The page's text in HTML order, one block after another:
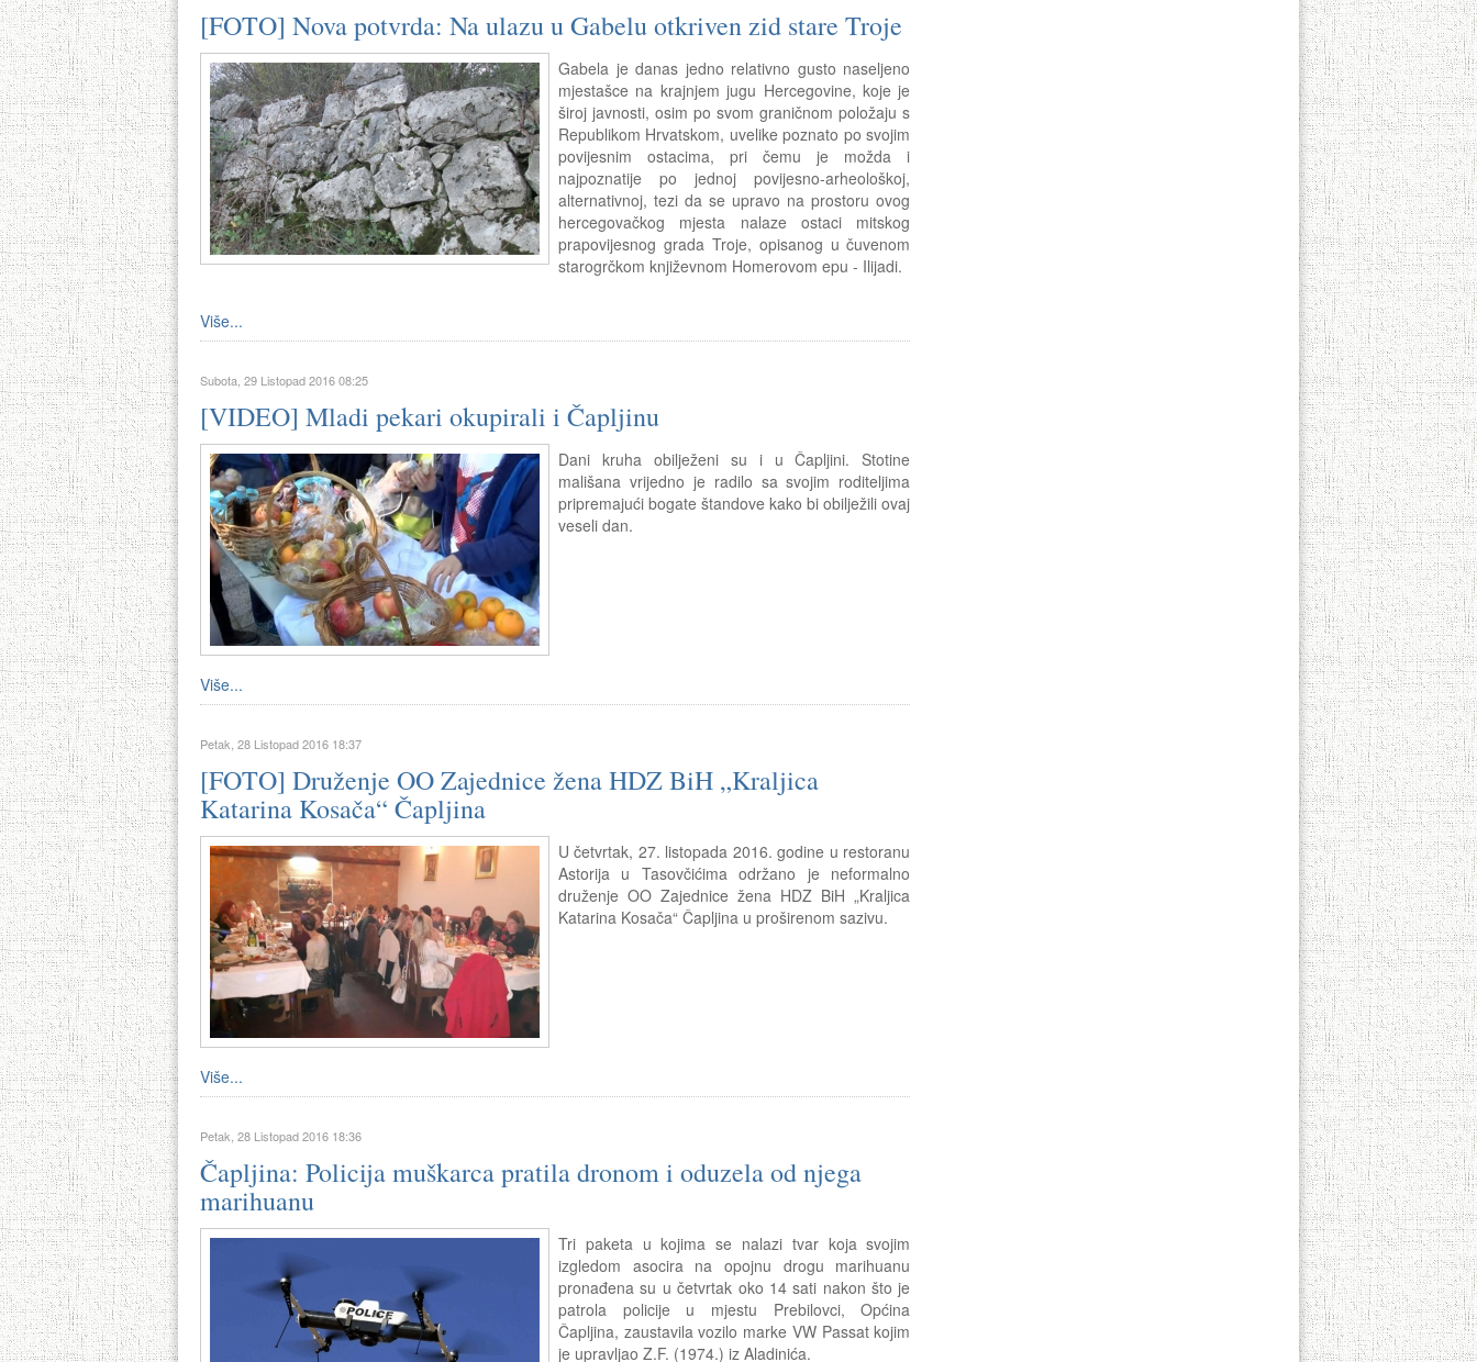
[FOTO] Nova potvrda: Na ulazu u Gabelu otkriven zid stare Troje
Gabela je danas jedno relativno gusto naseljeno
mjestašce na krajnjem jugu Hercegovine, koje je
široj javnosti, osim po svom graničnom položaju s
Republikom Hrvatskom, uvelike poznato po svojim
povijesnim ostacima, pri čemu je možda i
najpoznatije po jednoj povijesno-arheološkoj,
alternativnoj, tezi da se upravo na prostoru ovog
hercegovačkog mjesta nalaze ostaci mitskog
prapovijesnog grada Troje, opisanog u čuvenom
starogrčkom književnom Homerovom epu - Ilijadi.
Više...
Subota, 29 Listopad 2016 08:25
[VIDEO] Mladi pekari okupirali i Čapljinu
Dani kruha obilježeni su i u Čapljini. Stotine
mališana vrijedno je radilo sa svojim roditeljima
pripremajući bogate štandove kako bi obilježili ovaj
veseli dan.
Više...
Petak, 28 Listopad 2016 18:37
[FOTO] Druženje OO Zajednice žena HDZ BiH „Kraljica
Katarina Kosača“ Čapljina
U četvrtak, 27. listopada 2016. godine u restoranu
Astorija u Tasovčićima održano je neformalno
druženje OO Zajednice žena HDZ BiH „Kraljica
Katarina Kosača“ Čapljina u proširenom sazivu.
Više...
Petak, 28 Listopad 2016 18:36
Čapljina: Policija muškarca pratila dronom i oduzela od njega
marihuanu
Tri paketa u kojima se nalazi tvar koja svojim
izgledom asocira na opojnu drogu marihuanu
pronađena su u četvrtak oko 14 sati nakon što je
patrola policije u mjestu Prebilovci, Općina
Čapljina, zaustavila vozilo marke VW Passat kojim
je upravljao Z.F. (1974.) iz Aladinića.